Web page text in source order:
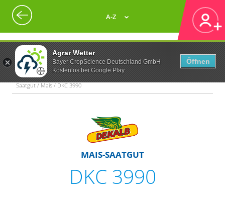
Agrar Wetter
Bayer CropScience Deutschland GmbH
Kostenlos bei Google Play
Öffnen
A-Z
Saatgut / Mais / DKC 3990
MAIS-SAATGUT
DKC 3990